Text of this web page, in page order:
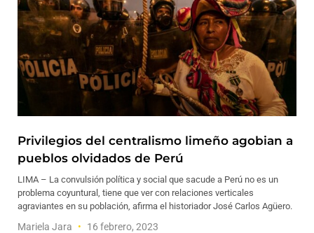
Privilegios del centralismo limeño agobian a
pueblos olvidados de Perú
LIMA – La convulsión política y social que sacude a Perú no es un
problema coyuntural, tiene que ver con relaciones verticales
agraviantes en su población, afirma el historiador José Carlos Agüero.
Mariela Jara 16 febrero, 2023